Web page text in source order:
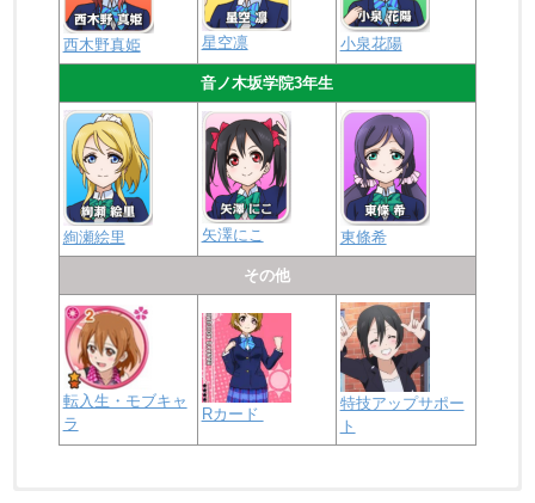
西木野真姫 星空凛 小泉花陽
音ノ木坂学院3年生
絢瀬絵里 矢澤にこ 東條希
その他
転入生・モブキャ
ラ
Rカード
特技アップサポー
ト